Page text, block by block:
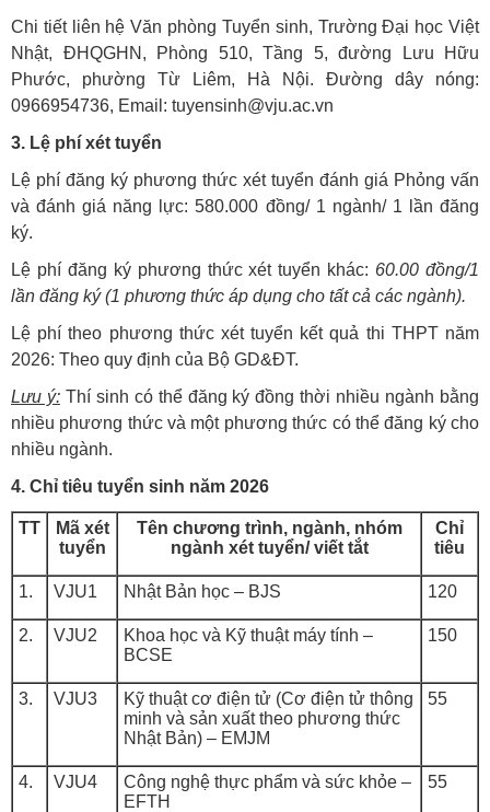
Chi tiết liên hệ Văn phòng Tuyển sinh, Trường Đại học Việt
Nhật, ĐHQGHN, Phòng 510, Tầng 5, đường Lưu Hữu
Phước, phường Từ Liêm, Hà Nội. Đường dây nóng:
0966954736, Email: tuyensinh@vju.ac.vn
3. Lệ phí xét tuyển
Lệ phí đăng ký phương thức xét tuyển đánh giá Phỏng vấn
và đánh giá năng lực: 580.000 đồng/ 1 ngành/ 1 lần đăng
ký.
Lệ phí đăng ký phương thức xét tuyển khác: 60.00 đồng/1
lần đăng ký (1 phương thức áp dụng cho tất cả các ngành).
Lệ phí theo phương thức xét tuyển kết quả thi THPT năm
2026: Theo quy định của Bộ GD&ĐT.
Lưu ý: Thí sinh có thể đăng ký đồng thời nhiều ngành bằng
nhiều phương thức và một phương thức có thể đăng ký cho
nhiều ngành.
4. Chỉ tiêu tuyển sinh năm 2026
TT
Mã xét
tuyển
Tên chương trình, ngành, nhóm
ngành xét tuyển/ viết tắt
Chỉ
tiêu
1. VJU1 Nhật Bản học – BJS 120
2. VJU2
Khoa học và Kỹ thuật máy tính –
BCSE
150
3. VJU3
Kỹ thuật cơ điện tử (Cơ điện tử thông
minh và sản xuất theo phương thức
Nhật Bản) – EMJM
55
4. VJU4
Công nghệ thực phẩm và sức khỏe –
EFTH
55